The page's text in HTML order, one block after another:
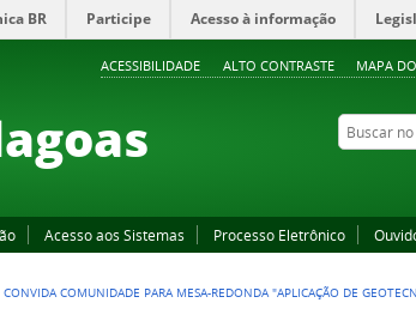
ACESSIBILIDADE ALTO CONTRASTE MAPA
BR Participe Acesso à informação
Buscar no
Acesso aos Sistemas Processo Eletrônico
CONVIDA COMUNIDADE PARA MESA-REDONDA "APLICAÇÃO DE